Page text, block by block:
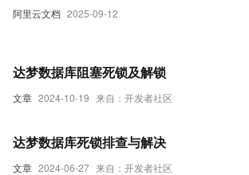
阿里云文档 2025-09-12
文章 2024-10-19 来自：开发者社区
达梦数据库阻塞死锁及解锁
文章 2024-06-27 来自：开发者社区
达梦数据库死锁排查与解决